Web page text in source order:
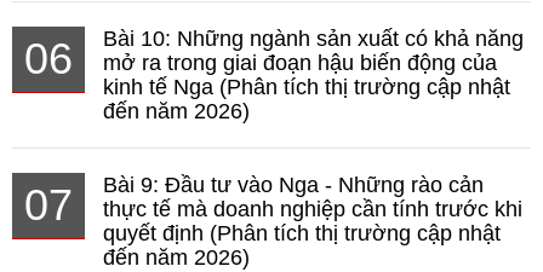
06
Bài 10: Những ngành sản xuất có khả năng
mở ra trong giai đoạn hậu biến động của
kinh tế Nga (Phân tích thị trường cập nhật
đến năm 2026)
07
Bài 9: Đầu tư vào Nga - Những rào cản
thực tế mà doanh nghiệp cần tính trước khi
quyết định (Phân tích thị trường cập nhật
đến năm 2026)